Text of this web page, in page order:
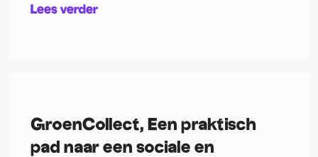
Lees verder
GroenCollect, Een praktisch
pad naar een sociale en